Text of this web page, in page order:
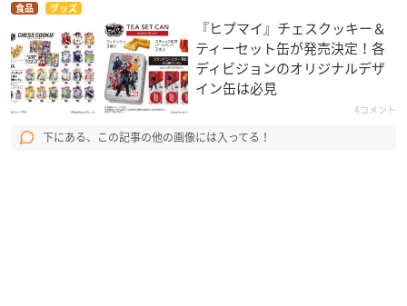
食品 グッズ
『ヒプマイ』チェスクッキー＆
ティーセット缶が発売決定！各
ディビジョンのオリジナルデザ
イン缶は必見
4コメント
下にある、この記事の他の画像には入ってる！